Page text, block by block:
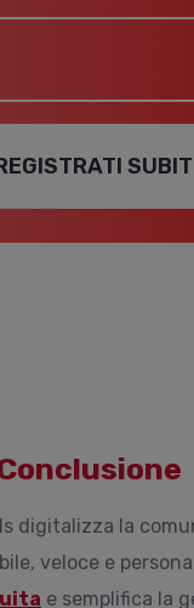
digitalizza la
veloce e
e semplifica la